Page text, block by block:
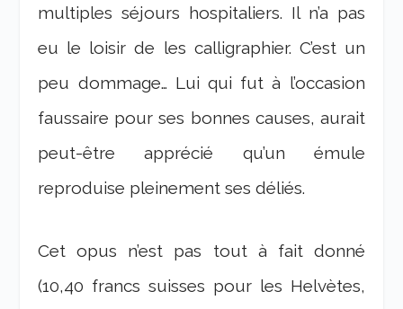
multiples séjours hospitaliers. Il n’a pas
eu le loisir de les calligraphier. C’est un
peu dommage… Lui qui fut à l’occasion
faussaire pour ses bonnes causes, aurait
peut-être apprécié qu’un émule
reproduise pleinement ses déliés.
Cet opus n’est pas tout à fait donné
(10,40 francs suisses pour les Helvètes,